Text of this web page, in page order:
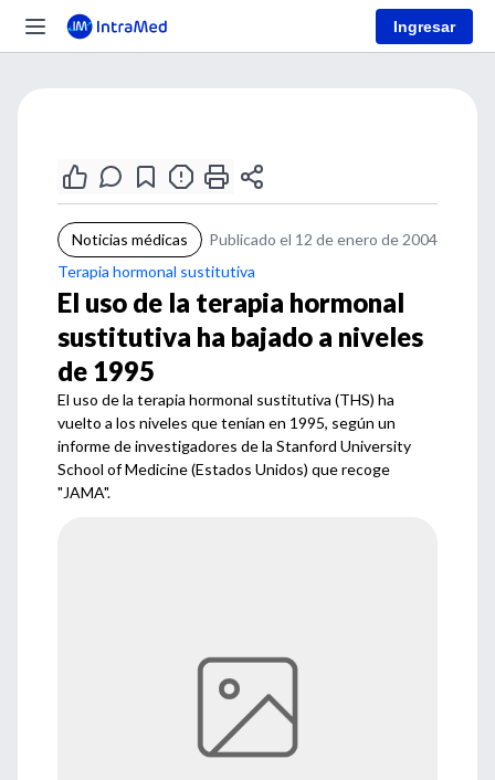
Ingresar
Noticias médicas
Publicado el 12 de enero de 2004
Terapia hormonal sustitutiva
El uso de la terapia hormonal
sustitutiva ha bajado a niveles
de 1995
El uso de la terapia hormonal sustitutiva (THS) ha
vuelto a los niveles que tenían en 1995, según un
informe de investigadores de la Stanford University
School of Medicine (Estados Unidos) que recoge
"JAMA".